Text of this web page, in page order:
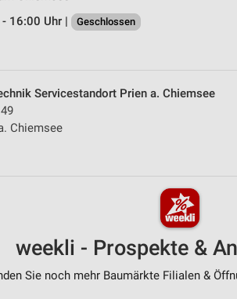
16:00 Uhr |
Geschlossen
Servicestandort Prien a. Chiemsee
Chiemsee
weekli - Prospekte &
Sie noch mehr Baumärkte Filialen &